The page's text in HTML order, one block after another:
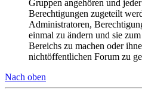
Gruppen angehören und
Berechtigungen zugeteilt
Administratoren,
einmal zu ändern und sie
Bereichs zu machen oder
nichtöffentlichen Forum zu
Nach oben